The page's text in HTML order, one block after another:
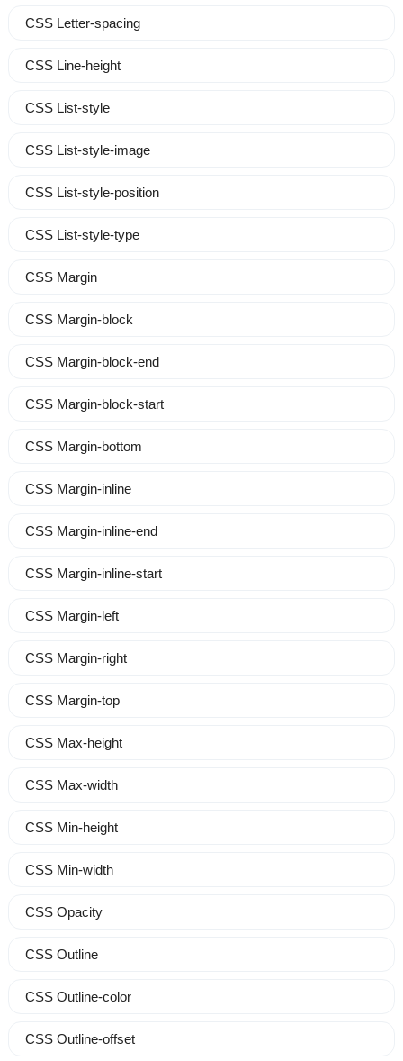
CSS Letter-spacing
CSS Line-height
CSS List-style
CSS List-style-image
CSS List-style-position
CSS List-style-type
CSS Margin
CSS Margin-block
CSS Margin-block-end
CSS Margin-block-start
CSS Margin-bottom
CSS Margin-inline
CSS Margin-inline-end
CSS Margin-inline-start
CSS Margin-left
CSS Margin-right
CSS Margin-top
CSS Max-height
CSS Max-width
CSS Min-height
CSS Min-width
CSS Opacity
CSS Outline
CSS Outline-color
CSS Outline-offset